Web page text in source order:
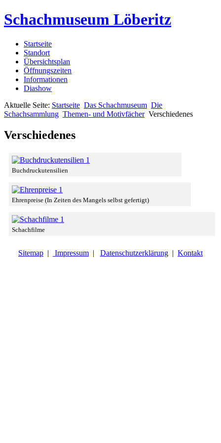
Schachmuseum Löberitz
Startseite
Standort
Übersichtsplan
Öffnungszeiten
Informationen
Diashow
Aktuelle Seite: Startseite Das Schachmuseum Die
Schachsammlung Themen- und Motivfächer Verschiedenes
Verschiedenes
Buchdruckutensilien
Ehrenpreise (In Zeiten des Mangels selbst gefertigt)
Schachfilme
Sitemap | Impressum | Datenschutzerklärung | Kontakt